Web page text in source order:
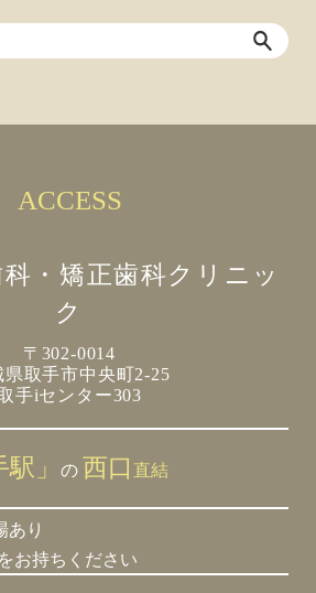
ACCESS
・矯正歯科クリニッ
ク
〒302-0014
県取手市中央町2-25
手iセンター303
」 の 西口 直結
あり
をお持ちください